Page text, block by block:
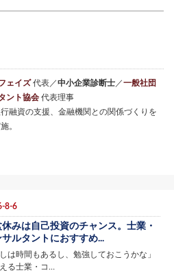
ェイズ代表／中小企業診断士 ／一般社団
ント協会 代表理事
融資の支援、金融機関との関係づくりを
。
8-6
休みは自己投資のチャンス。士業・
サルタントにおすすめ...
しは時間もあるし、勉強しておこうかな」
る士業・コ…